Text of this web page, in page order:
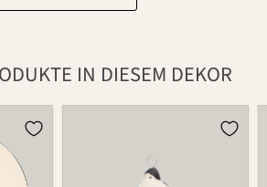
IN DIESEM DEKOR